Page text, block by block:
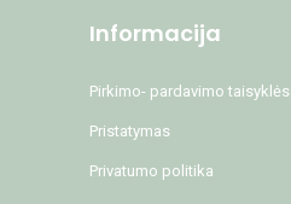
Informacija
Pirkimo- pardavimo taisyklės
Pristatymas
Privatumo politika